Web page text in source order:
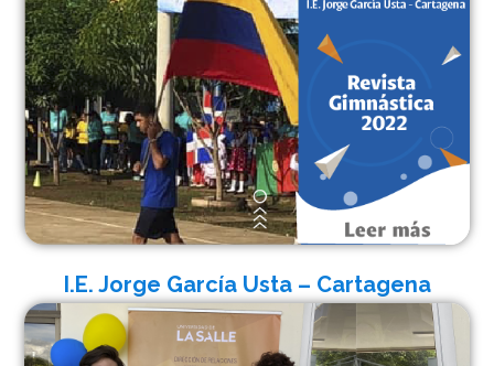
I.E. Jorge García Usta – Cartagena